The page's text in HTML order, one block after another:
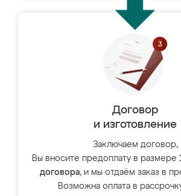
Договор
и изготовление
Заключаем договор,
Вы вносите предоплату в размере
договора, и мы отдаём заказ в
Возможна оплата в